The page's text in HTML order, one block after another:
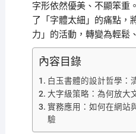
字形依然優美、不顯笨重
了「字體太細」的痛點，
力」的活動，轉變為輕鬆
內容目錄
白玉書體的設計哲學：
大字級策略：為何放大
實務應用：如何在網站
驗